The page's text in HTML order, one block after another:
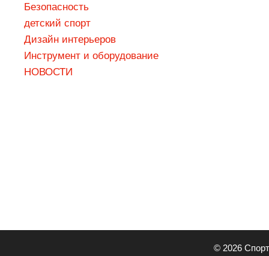
Безопасность
детский спорт
Дизaйн интepьepoв
Инструмент и оборудование
НОВОСТИ
© 2026